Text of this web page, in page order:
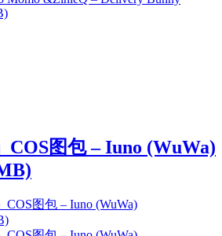
COS图包 – Iuno (WuWa)